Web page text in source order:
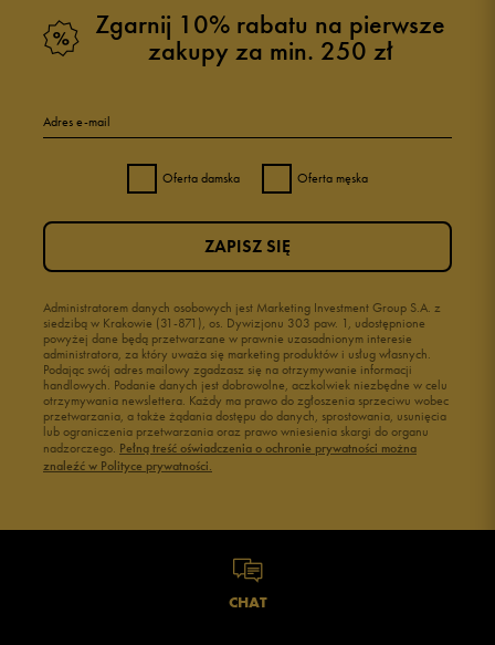
Zgarnij 10% rabatu na pierwsze
zakupy za min. 250 zł
Adres e-mail
Oferta damska Oferta męska
Administratorem danych osobowych jest Marketing Investment Group S.A. z
siedzibą w Krakowie (31-871), os. Dywizjonu 303 paw. 1, udostępnione
powyżej dane będą przetwarzane w prawnie uzasadnionym interesie
administratora, za który uważa się marketing produktów i usług własnych.
Podając swój adres mailowy zgadzasz się na otrzymywanie informacji
handlowych. Podanie danych jest dobrowolne, aczkolwiek niezbędne w celu
otrzymywania newslettera. Każdy ma prawo do zgłoszenia sprzeciwu wobec
przetwarzania, a także żądania dostępu do danych, sprostowania, usunięcia
lub ograniczenia przetwarzania oraz prawo wniesienia skargi do organu
nadzorczego. Pełną treść oświadczenia o ochronie prywatności można
znaleźć w Polityce prywatności.
ZAPISZ SIĘ
CHAT